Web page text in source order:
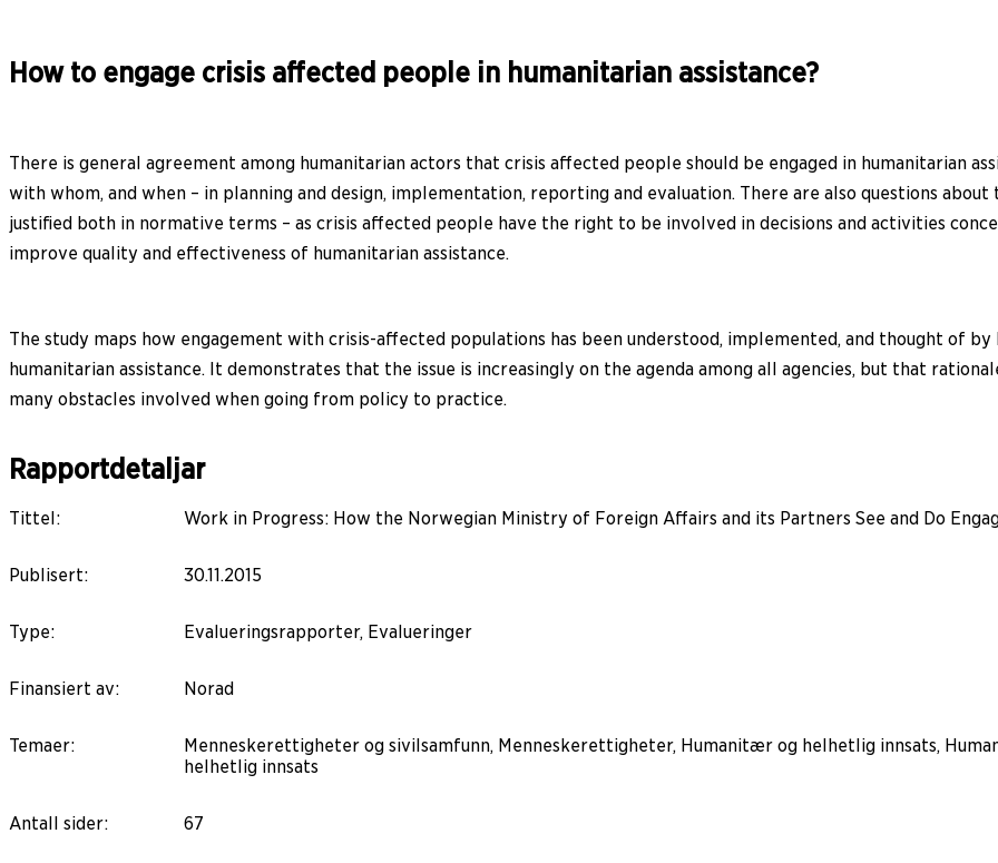
How to engage crisis affected people in humanitarian assistance?
There is general agreement among humanitarian actors that crisis affected people should be engaged in humanitarian
with whom, and when – in planning and design, implementation, reporting and evaluation. There are also questions
justified both in normative terms – as crisis affected people have the right to be involved in decisions and activities
improve quality and effectiveness of humanitarian assistance.
The study maps how engagement with crisis-affected populations has been understood, implemented, and thought of
humanitarian assistance. It demonstrates that the issue is increasingly on the agenda among all agencies, but that
many obstacles involved when going from policy to practice.
Rapportdetaljar
Tittel : Work in Progress: How the Norwegian Ministry of Foreign Affairs and its Partners See and Do
Publisert: 30.11.2015
Type: Evalueringsrapporter, Evalueringer
Finansiert av: Norad
Temaer:
Menneskerettigheter og sivilsamfunn, Menneskerettigheter, Humanitær og helhetlig innsats,
helhetlig innsats
Antall sider: 67